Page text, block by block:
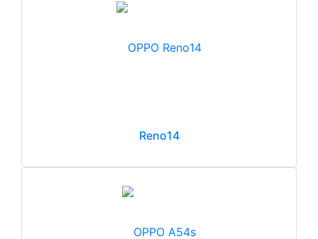
Reno14